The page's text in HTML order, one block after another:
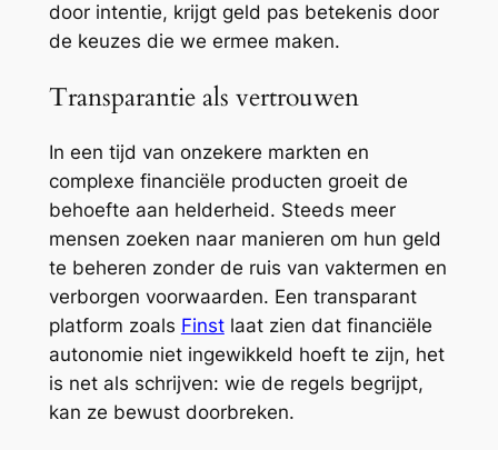
door intentie, krijgt geld pas betekenis door
de keuzes die we ermee maken.
Transparantie als vertrouwen
In een tijd van onzekere markten en
complexe financiële producten groeit de
behoefte aan helderheid. Steeds meer
mensen zoeken naar manieren om hun geld
te beheren zonder de ruis van vaktermen en
verborgen voorwaarden. Een transparant
platform zoals Finstlaat zien dat financiële
autonomie niet ingewikkeld hoeft te zijn, het
is net als schrijven: wie de regels begrijpt,
kan ze bewust doorbreken.